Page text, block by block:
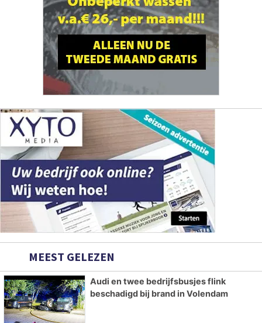
MEEST GELEZEN
Audi en twee bedrijfsbusjes flink
beschadigd bij brand in Volendam